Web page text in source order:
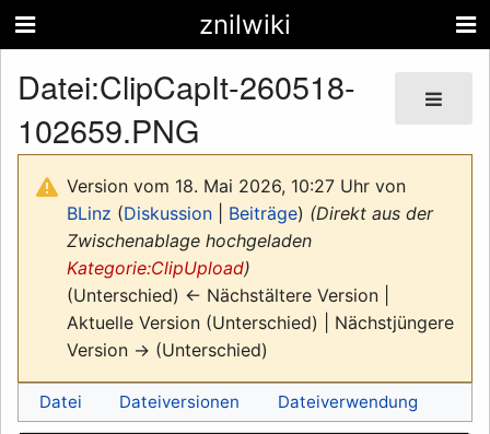
znilwiki
Datei:ClipCapIt-260518-
102659.PNG
Version vom 18. Mai 2026, 10:27 Uhr von
BLinz (Diskussion Beiträge) (Direkt aus der
Zwischenablage hochgeladen
Kategorie:ClipUpload)
(Unterschied) ← Nächstältere Version |
Aktuelle Version (Unterschied) | Nächstjüngere
Version → (Unterschied)
Datei Dateiversionen Dateiverwendung